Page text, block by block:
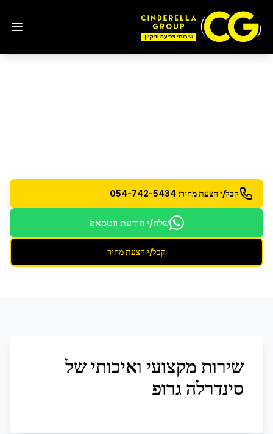
קבל/י הצעת מחיר: 054-742-5434
שלח/י הודעת ווטסאפ
קבל/י הצעת מחיר
שירות מקצועי ואיכותי של
סינדרלה גרופ